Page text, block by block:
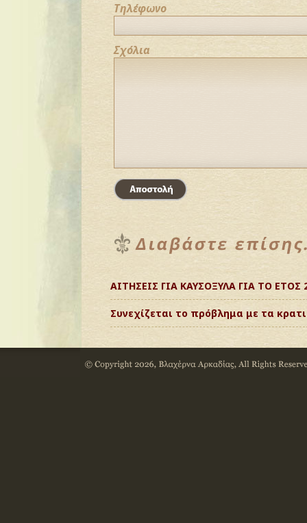
Τηλέφωνο
Σχόλια
ΑΙΤΗΣΕΙΣ ΓΙΑ ΚΑΥΣΟΞΥΛΑ ΓΙΑ ΤΟ ΕΤΟΣ
Συνεχίζεται το πρόβλημα με τα